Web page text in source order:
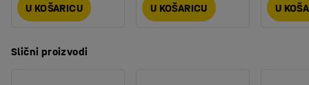
U KOŠARICU U KOŠARICU U
Slični proizvodi